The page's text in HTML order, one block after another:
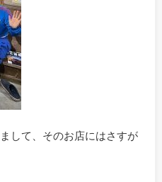
して、そのお店にはさすが